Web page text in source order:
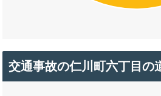
交通事故の仁川町六丁目の